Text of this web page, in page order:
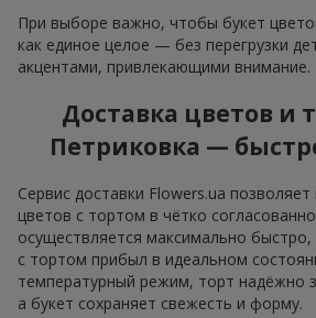
При выборе важно, чтобы букет
как единое целое — без перегрузки
акцентами, привлекающими внимание.
Доставка цветов и
Петриковка —
Сервис доставки Flowers.ua позволяет
цветов с тортом в чётко
осуществляется максимально
с тортом прибыл в идеальном
температурный режим, торт надёжно
а букет сохраняет свежесть и форму.